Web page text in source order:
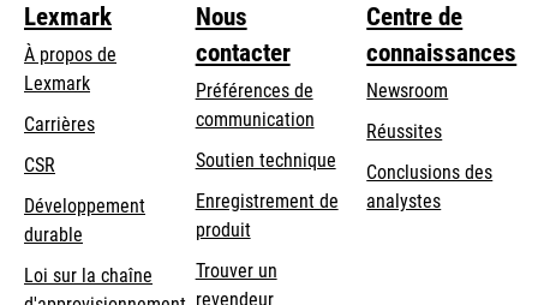
Lexmark
À propos de
Lexmark
Carrières
CSR
Développement
durable
Loi sur la chaîne
Nous
contacter
Préférences de
communication
s’ouvre
dans
un
nouvel
onglet
Soutien techniques’ouvre
dans
un
Enregistrement de
produit
Trouver un
revendeur
Centre de
connaissances
Newsroom
Réussites
Conclusions des
analystes